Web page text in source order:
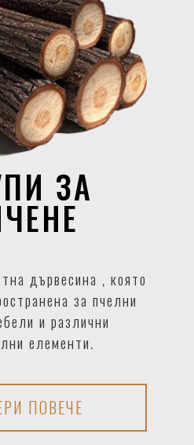
ЗА
дървесина , която
за пчелни
и различни
елементи.
ПОВЕЧЕ